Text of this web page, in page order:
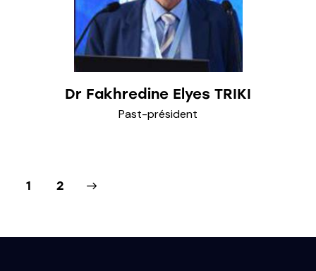
Dr Fakhredine Elyes TRIKI
Past-président
1 2